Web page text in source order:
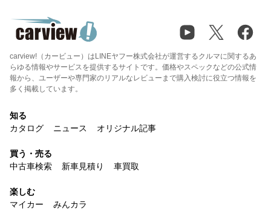
carview!（カービュー）はLINEヤフー株式会社が運営するクルマに関するあ
らゆる情報やサービスを提供するサイトです。価格やスペックなどの公式情
報から、ユーザーや専門家のリアルなレビューまで購入検討に役立つ情報を
多く掲載しています。
知る
カタログ
ニュース オリジナル記事
買う・売る
中古車検索
新車見積り 車買取
楽しむ
マイカー
みんカラ